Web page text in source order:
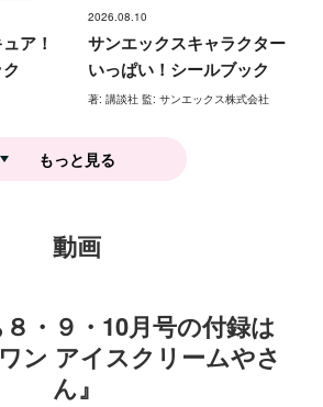
ア！
2026.08.10
サンエックスキャラクター
いっぱい！シールブック
著: 講談社 監: サンエックス株式会社
もっと見る
動画
・９・10月号の付録は
ン アイスクリームやさ
ん』